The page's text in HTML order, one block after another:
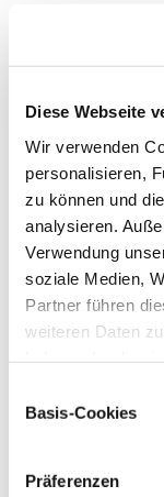
Diese Webseite
Wir verwenden
personalisieren,
zu können und
analysieren.
Verwendung
soziale Medien,
Partner führen
weiteren Daten
Cookies, wenn
Basis-Cookies
Präferenzen
RZS
RZR
RZKd
RZKm
RZÖko
Gesundheit
RZGesund
RZEuterfit
RZKlaue
RZRepro
RZKälberfit